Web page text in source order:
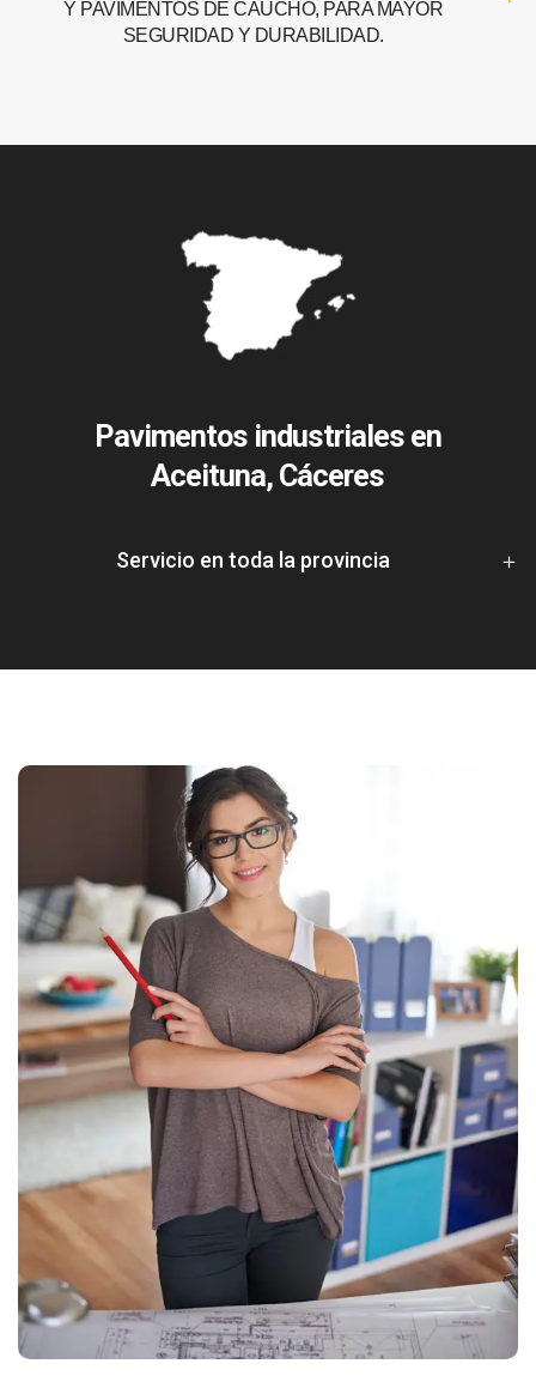
Y PAVIMENTOS DE CAUCHO, PARA MAYOR
SEGURIDAD Y DURABILIDAD.
Pavimentos industriales en
Aceituna, Cáceres
Servicio en toda la provincia